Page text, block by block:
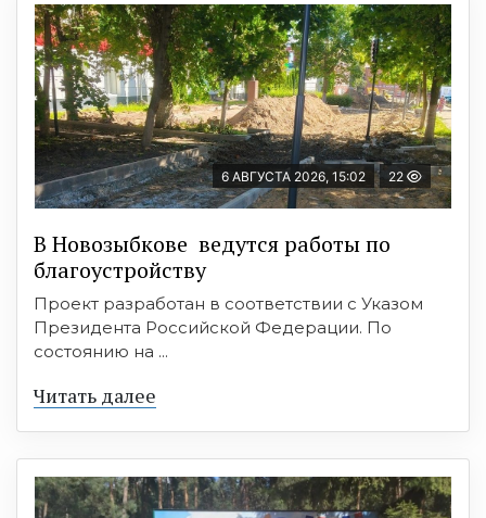
6 АВГУСТА 2026, 15:02 22
В Новозыбкове ведутся работы по
благоустройству
Проект разработан в соответствии с Указом
Президента Российской Федерации. По
состоянию на ...
Читать далее